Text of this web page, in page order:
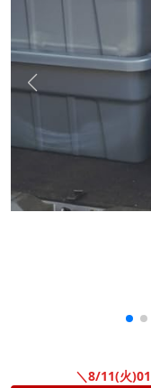
＼8/11(火